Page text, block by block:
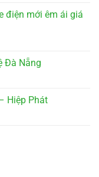
điện mới êm ái giá
Đà Nẵng
Hiệp Phát